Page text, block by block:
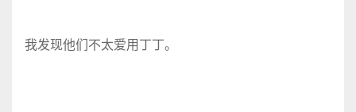
我发现他们不太爱用丁丁。